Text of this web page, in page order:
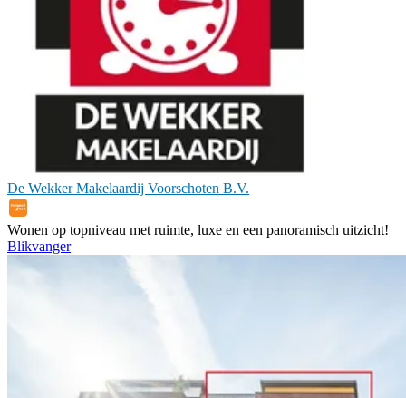
De Wekker Makelaardij Voorschoten B.V.
Wonen op topniveau met ruimte, luxe en een panoramisch uitzicht!
Blikvanger